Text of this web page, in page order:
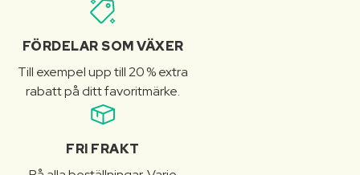
FÖRDELAR SOM VÄXER
Till exempel upp till 20 % extra
rabatt på ditt favoritmärke.
FRI FRAKT